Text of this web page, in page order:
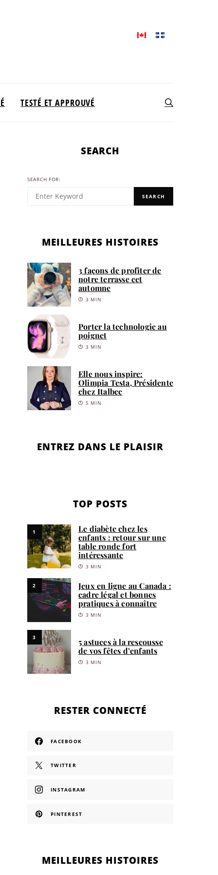
TESTÉ ET APPROUVÉ
SEARCH
SEARCH FOR:
SEARCH
MEILLEURES HISTOIRES
3 façons de profiter de
notre terrasse cet
automne
3 MIN
Porter la technologie au
poignet
3 MIN
Elle nous inspire:
Olimpia Testa, Présidente
chez Italbec
5 MIN
ENTREZ DANS LE PLAISIR
TOP POSTS
1
Le diabète chez les
enfants : retour sur une
table ronde fort
intéressante
3 MIN
2
Jeux en ligne au Canada :
cadre légal et bonnes
pratiques à connaître
3 MIN
3
5 astuces à la rescousse
de vos fêtes d’enfants
3 MIN
RESTER CONNECTÉ
FACEBOOK
TWITTER
INSTAGRAM
PINTEREST
MEILLEURES HISTOIRES